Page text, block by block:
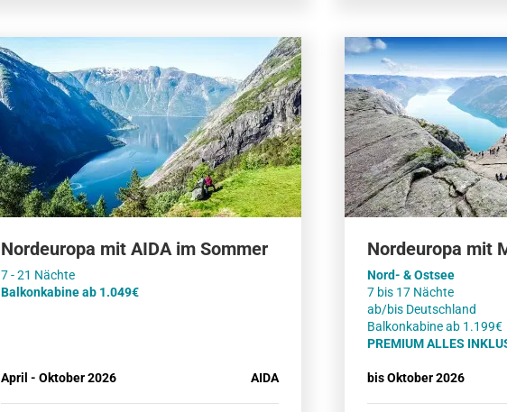
Nordeuropa mit AIDA im Sommer
Balkonkabine ab 1.049€
April - Oktober 2026 AIDA
Nordeuropa mit
Nord- & Ostsee
7 bis 17 Nächte
ab/bis Deutschland
PREMIUM ALLES
bis Oktober 2026